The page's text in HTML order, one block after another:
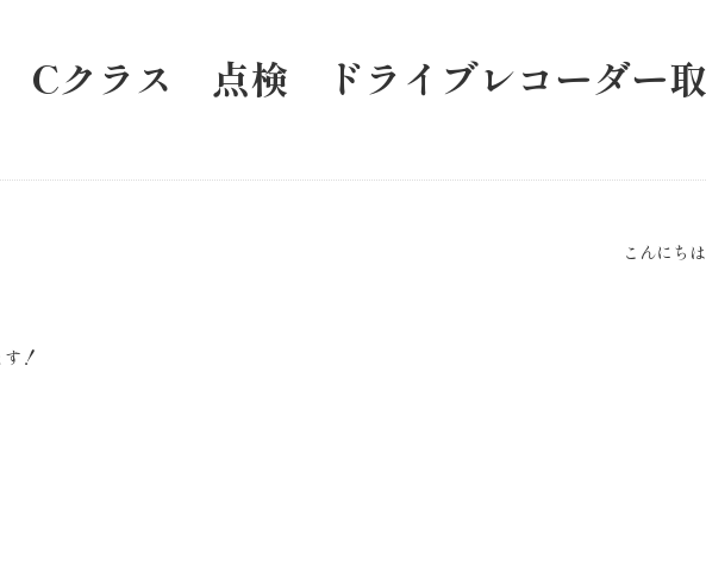
Cクラス 点検 ドライブレコーダー取
こんにちは
！